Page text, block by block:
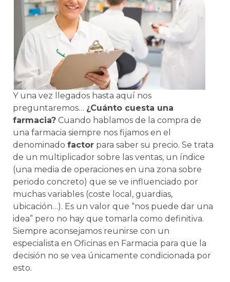
Y una vez llegados hasta aquí nos
preguntaremos… ¿Cuánto cuesta una
farmacia? Cuando hablamos de la compra de
una farmacia siempre nos fijamos en el
denominado factor para saber su precio. Se trata
de un multiplicador sobre las ventas, un índice
(una media de operaciones en una zona sobre
periodo concreto) que se ve influenciado por
muchas variables (coste local, guardias,
ubicación…). Es un valor que “nos puede dar una
idea” pero no hay que tomarla como definitiva.
Siempre aconsejamos reunirse con un
especialista en Oficinas en Farmacia para que la
decisión no se vea únicamente condicionada por
esto.